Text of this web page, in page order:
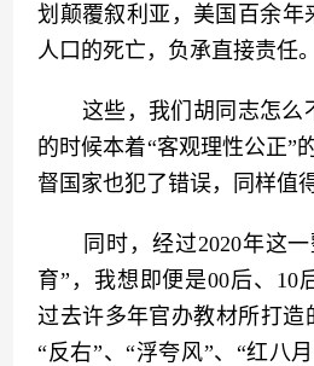
划颠覆叙利亚，美国百余年
人口的死亡，负承直接责任。
这些，我们胡同志怎么
的时候本着“客观理性公正”
督国家也犯了错误，同样值
同时，经过2020年这一
育”，我想即便是00后、10
过去许多年官办教材所打造
“反右”、“浮夸风”、“红八